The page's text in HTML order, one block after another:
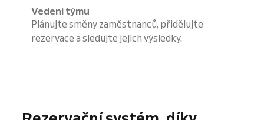
Vedení týmu
Plánujte směny zaměstnanců, přidělujte
rezervace a sledujte jejich výsledky.